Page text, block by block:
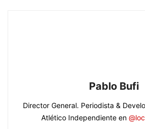
Pablo Bufi
Director General. Periodista &
Atlético Independiente en